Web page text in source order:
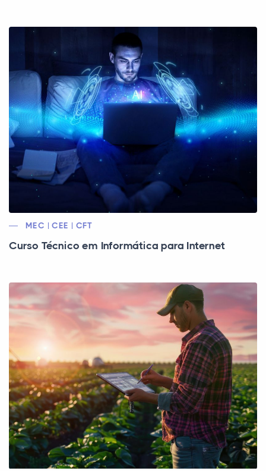
MEC | CEE | CFT
Curso Técnico em Informática para Internet